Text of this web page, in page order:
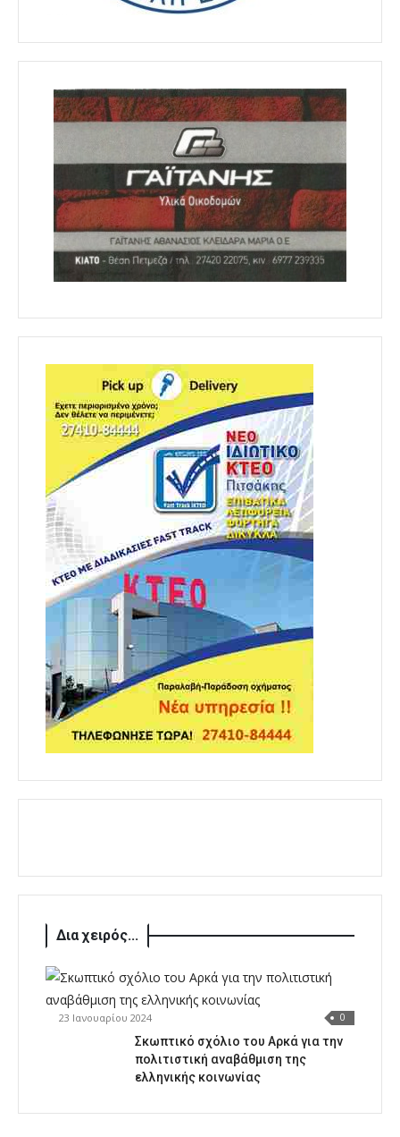
Δια χειρός...
23 Ιανουαρίου 2024 0
Σκωπτικό σχόλιο του Αρκά για την
πολιτιστική αναβάθμιση της
ελληνικής κοινωνίας